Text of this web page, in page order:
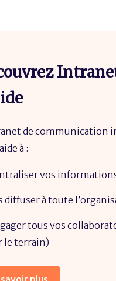
de communication
à :
vos
diffuser à toute
tous vos
le terrain)